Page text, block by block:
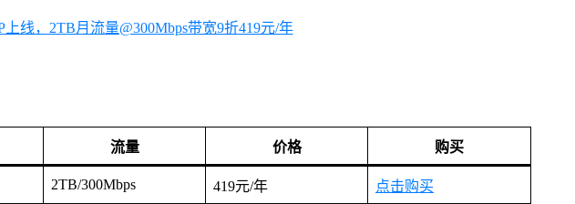
流量 价格 购买
2TB/300Mbps 419元/年 点击购买